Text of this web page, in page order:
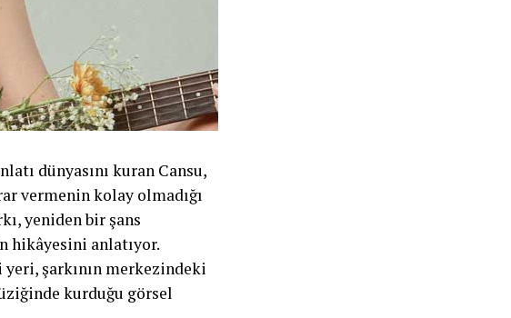
dünyasını kuran Cansu,
vermenin kolay olmadığı
yeniden bir şans
hikâyesini anlatıyor.
yeri, şarkının merkezindeki
kurduğu görsel